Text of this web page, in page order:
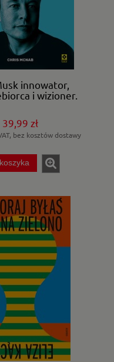
innowator,
i wizjoner.
39,99 zł
bez kosztów dostawy